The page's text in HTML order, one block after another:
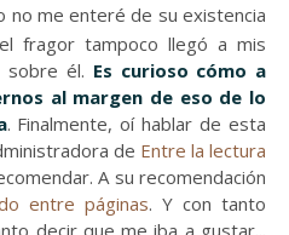
no me enteré de su existencia
fragor tampoco llegó a mis
sobre él. Es curioso cómo a
al margen de eso de lo
. Finalmente, oí hablar de esta
de Entre la lectura
A su recomendación
entre páginas. Y con tanto